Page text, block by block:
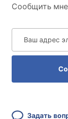
Сообщить мне
Ваш адрес
Задать